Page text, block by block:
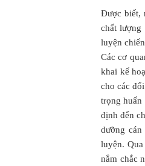
Được biết,
chất lượng
luyện
Các cơ
khai kế
cho các
trọng huấn
định đến
dưỡng
luyện.
nắm chắc